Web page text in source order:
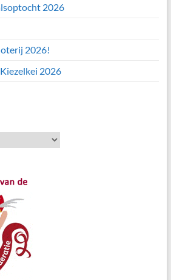
2026
2026!
2026